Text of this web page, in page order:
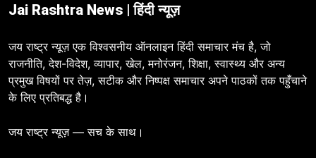
Jai Rashtra News | हिंदी न्यूज़
जय राष्ट्र न्यूज़ एक विश्वसनीय ऑनलाइन हिंदी समाचार मंच है, जो
राजनीति, देश-विदेश, व्यापार, खेल, मनोरंजन, शिक्षा, स्वास्थ्य और अन्य
प्रमुख विषयों पर तेज़, सटीक और निष्पक्ष समाचार अपने पाठकों तक पहुँचाने
के लिए प्रतिबद्ध है।
जय राष्ट्र न्यूज़ — सच के साथ।